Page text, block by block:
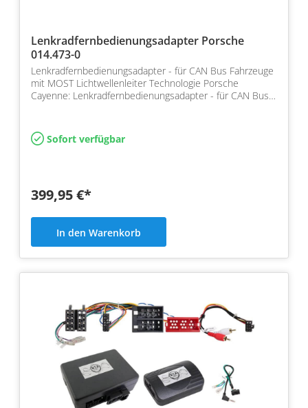
Lenkradfernbedienungsadapter Porsche
014.473-0
Lenkradfernbedienungsadapter - für CAN Bus Fahrzeuge
mit MOST Lichtwellenleiter Technologie Porsche
Cayenne: Lenkradfernbedienungsadapter - für CAN Bus
Sofort verfügbar
399,95 €*
In den Warenkorb